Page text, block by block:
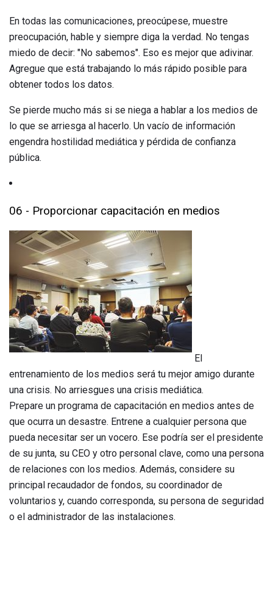
En todas las comunicaciones, preocúpese, muestre
preocupación, hable y siempre diga la verdad. No tengas
miedo de decir: "No sabemos". Eso es mejor que adivinar.
Agregue que está trabajando lo más rápido posible para
obtener todos los datos.
Se pierde mucho más si se niega a hablar a los medios de
lo que se arriesga al hacerlo. Un vacío de información
engendra hostilidad mediática y pérdida de confianza
pública.
06 - Proporcionar capacitación en medios
El
entrenamiento de los medios será tu mejor amigo durante
una crisis. No arriesgues una crisis mediática.
Prepare un programa de capacitación en medios antes de
que ocurra un desastre. Entrene a cualquier persona que
pueda necesitar ser un vocero. Ese podría ser el presidente
de su junta, su CEO y otro personal clave, como una persona
de relaciones con los medios. Además, considere su
principal recaudador de fondos, su coordinador de
voluntarios y, cuando corresponda, su persona de seguridad
o el administrador de las instalaciones.